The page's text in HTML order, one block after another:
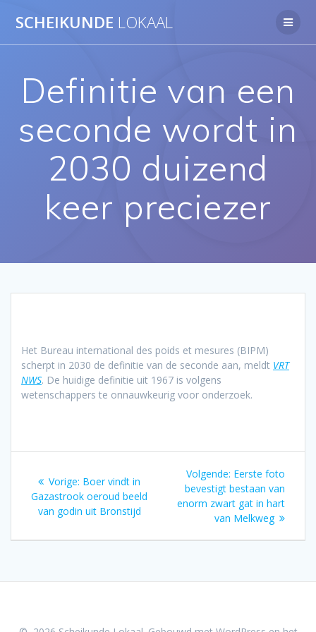
naar
SCHEIKUNDE LOKAAL
Definitie van een
seconde wordt in
2030 duizend
keer preciezer
Het Bureau international des poids et mesures (BIPM)
scherpt in 2030 de definitie van de seconde aan, meldt VRT
NWS. De huidige definitie uit 1967 is volgens
wetenschappers te onnauwkeurig voor onderzoek.
navigatie
Vorige: Vorig
bericht:
Boer vindt in
Gazastrook oeroud beeld
van godin uit Bronstijd
Volgende: Volgend
bericht:
Eerste foto
bevestigt bestaan van
enorm zwart gat in hart
van Melkweg